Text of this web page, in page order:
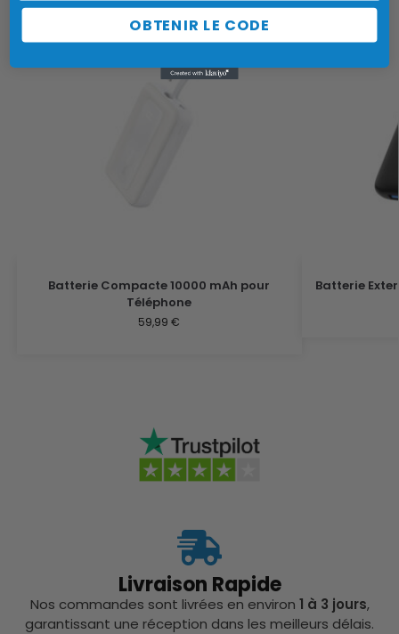
Batterie Compacte 10000 mAh pour
Téléphone
59,99€
Batterie
Livraison Rapide
Nos commandes sont livrées en environ 1 à 3 jours,
garantissant une réception dans les meilleurs délais.
OBTENIR LE CODE